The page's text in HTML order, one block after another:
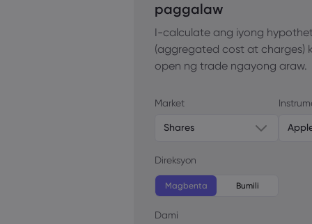
paggalaw
I-calculate ang iyong
(aggregated cost at charges)
open ng trade ngayong araw.
Market
Shares
Direksyon
Magbenta Bumili
Dami